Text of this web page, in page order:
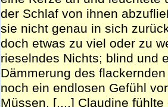
der Schlaf von ihnen
sie nicht genau in sich
doch etwas zu viel oder zu
rieselndes Nichts; blind und
Dämmerung des
noch ein endlosen Gefühl
Müssen. [....] Claudine